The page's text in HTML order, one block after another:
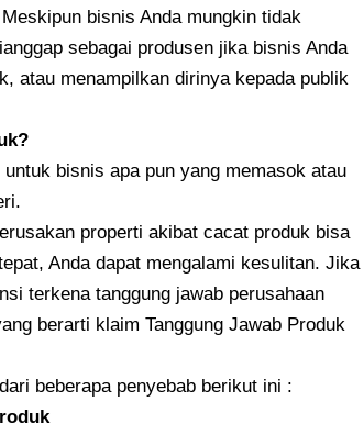
bisnis Anda mungkin tidak
sebagai produsen jika bisnis Anda
atau menampilkan dirinya kepada publik
bisnis apa pun yang memasok atau
properti akibat cacat produk bisa
Anda dapat mengalami kesulitan. Jika
terkena tanggung jawab perusahaan
berarti klaim Tanggung Jawab Produk
beberapa penyebab berikut ini :